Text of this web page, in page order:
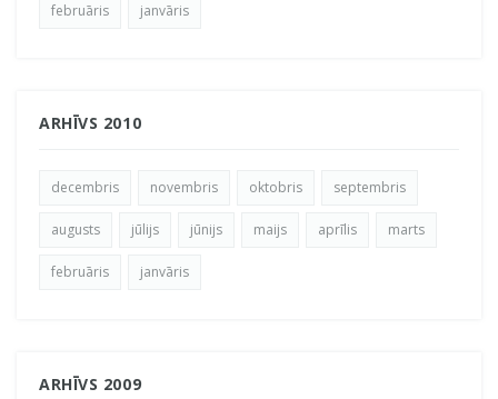
februāris janvāris
ARHĪVS 2010
decembris novembris oktobris septembris
augusts jūlijs jūnijs maijs aprīlis marts
februāris janvāris
ARHĪVS 2009